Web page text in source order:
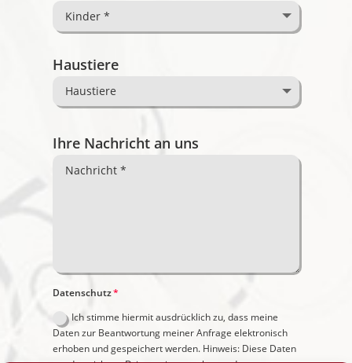
Haustiere
Ihre Nachricht an uns
Datenschutz
Ich stimme hiermit ausdrücklich zu, dass meine
Daten zur Beantwortung meiner Anfrage elektronisch
erhoben und gespeichert werden. Hinweis: Diese Daten